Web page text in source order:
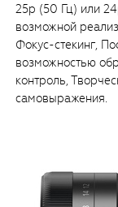
25p (50 Гц) или
возможной
Фокус-стекинг,
возможностью
контроль,
самовыражения.